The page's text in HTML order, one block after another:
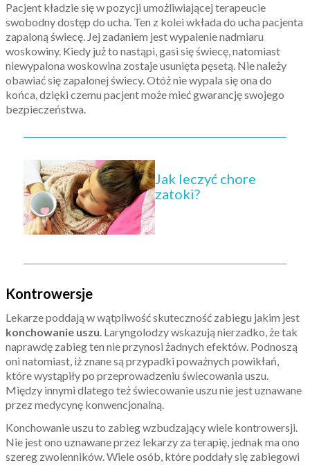
Pacjent kładzie się w pozycji umożliwiającej terapeucie
swobodny dostęp do ucha. Ten z kolei wkłada do ucha pacjenta
zapaloną świecę. Jej zadaniem jest wypalenie nadmiaru
woskowiny. Kiedy już to nastąpi, gasi się świecę, natomiast
niewypalona woskowina zostaje usunięta pęsetą. Nie należy
obawiać się zapalonej świecy. Otóż nie wypala się ona do
końca, dzięki czemu pacjent może mieć gwarancję swojego
bezpieczeństwa.
Jak leczyć chore
zatoki?
Kontrowersje
Lekarze poddają w wątpliwość skuteczność zabiegu jakim jest
konchowanie uszu. Laryngolodzy wskazują nierzadko, że tak
naprawdę zabieg ten nie przynosi żadnych efektów. Podnoszą
oni natomiast, iż znane są przypadki poważnych powikłań,
które wystąpiły po przeprowadzeniu świecowania uszu.
Między innymi dlatego też świecowanie uszu nie jest uznawane
przez medycynę konwencjonalną.
Konchowanie uszu to zabieg wzbudzający wiele kontrowersji.
Nie jest ono uznawane przez lekarzy za terapię, jednak ma ono
szereg zwolenników. Wiele osób, które poddały się zabiegowi